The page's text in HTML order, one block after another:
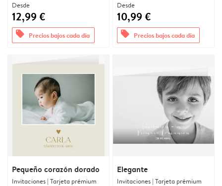
Desde
12,99 €
offers Precios bajos cada día
Desde
10,99 €
offers Precios bajos cada día
Pequeño corazón dorado
Invitaciones | Tarjeta prémium
Elegante
Invitaciones | Tarjeta prémium